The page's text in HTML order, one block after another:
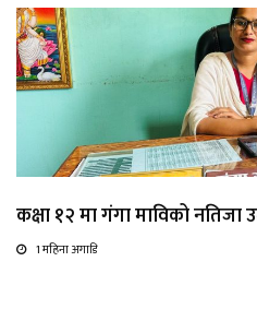
कक्षा १२ मा गंगा माविको नतिजा
1 महिना अगाडि